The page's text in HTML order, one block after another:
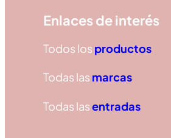
Enlaces de interés
Todos los productos
Todas las marcas
Todas lasentradas